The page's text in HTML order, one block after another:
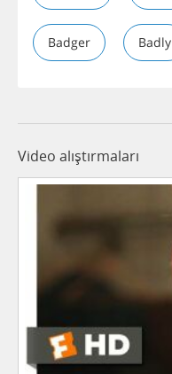
Badger Badly
Video alıştırmaları